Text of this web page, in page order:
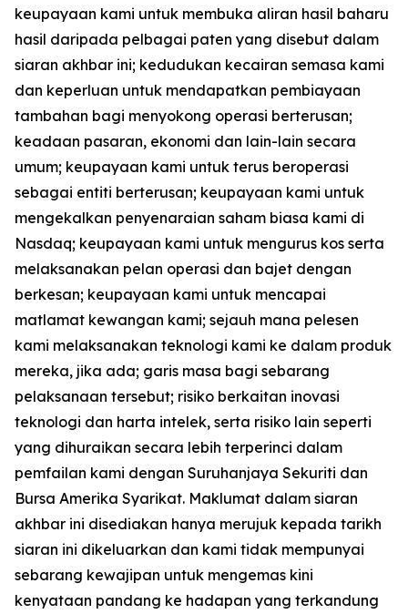
keupayaan kami untuk membuka aliran hasil baharu
hasil daripada pelbagai paten yang disebut dalam
siaran akhbar ini; kedudukan kecairan semasa kami
dan keperluan untuk mendapatkan pembiayaan
tambahan bagi menyokong operasi berterusan;
keadaan pasaran, ekonomi dan lain-lain secara
umum; keupayaan kami untuk terus beroperasi
sebagai entiti berterusan; keupayaan kami untuk
mengekalkan penyenaraian saham biasa kami di
Nasdaq; keupayaan kami untuk mengurus kos serta
melaksanakan pelan operasi dan bajet dengan
berkesan; keupayaan kami untuk mencapai
matlamat kewangan kami; sejauh mana pelesen
kami melaksanakan teknologi kami ke dalam produk
mereka, jika ada; garis masa bagi sebarang
pelaksanaan tersebut; risiko berkaitan inovasi
teknologi dan harta intelek, serta risiko lain seperti
yang dihuraikan secara lebih terperinci dalam
pemfailan kami dengan Suruhanjaya Sekuriti dan
Bursa Amerika Syarikat. Maklumat dalam siaran
akhbar ini disediakan hanya merujuk kepada tarikh
siaran ini dikeluarkan dan kami tidak mempunyai
sebarang kewajipan untuk mengemas kini
kenyataan pandang ke hadapan yang terkandung